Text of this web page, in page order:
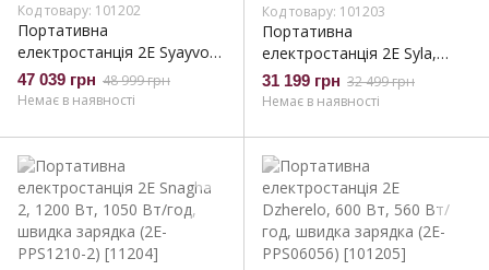
Код товару: 101202
Портативна
електростанція 2Е Syayvo
2400 Вт, 2560 Вт/год,
WiFi/BT, паралельне
зарядка (2E-PPS24256)
47 039 грн 48 999 грн
Немає в наявності
Код товару: 101203
Портативна
електростанція 2Е Syla,
1500 Вт, 1280 Вт/год,
WiFi/BT, паралельне
зарядка (2E-PPS1512)
31 199 грн 32 499 грн
Немає в наявності